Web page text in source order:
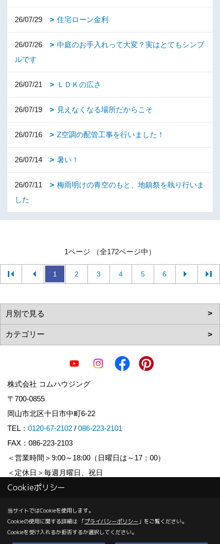
26/07/29 住宅ローン金利
26/07/26
中庭のお手入れって大変？実はとてもシンプ
ルです
26/07/21 ＬＤＫの広さ
26/07/19 見えなくなる場所だからこそ
26/07/16 Z空調の配管工事を行いました！
26/07/14 暑い！
26/07/11
梅雨明けの青空のもと、地鎮祭を執り行いま
した
1ページ （全172ページ中）
1 2 3 4 5 6
株式会社 コムハウジング
〒700-0855
岡山市北区十日市中町6-22
TEL： 0120-67-2102 / 086-223-2101
FAX：086-223-2103
＜営業時間＞9:00～18:00（日曜日は～17：00）
＜定休日＞毎週月曜日、祝日
Copyright (c) COM HOUSHING Inc. All Rights Reserved.
Produced byゴデスクリエイト
Cookieポリシー
当サイトではCookieを使用します。
Cookieの使用に関する詳細は 「プライバシーポリシー 」をご覧ください。
Cookieを受け入れるか拒否するか選択してください。